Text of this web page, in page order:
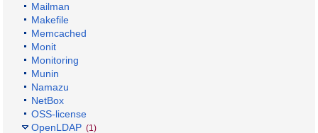
Mailman
Makefile
Memcached
Monit
Monitoring
Munin
Namazu
NetBox
OSS-license
OpenLDAP (1)